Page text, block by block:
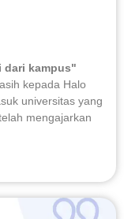
dari kampus"
kepada Halo
universitas yang
mengajarkan